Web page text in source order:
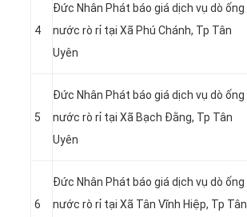
4
Đức Nhân Phát báo giá dịch vụ dò ống
nước rò rỉ tại Xã Phú Chánh, Tp Tân
Uyên
5
Đức Nhân Phát báo giá dịch vụ dò ống
nước rò rỉ tại Xã Bạch Đằng, Tp Tân
Uyên
6
Đức Nhân Phát báo giá dịch vụ dò ống
nước rò rỉ tại Xã Tân Vĩnh Hiệp, Tp Tân